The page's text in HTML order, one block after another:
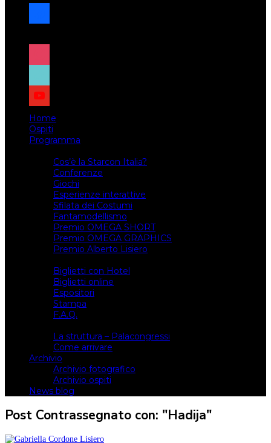
facebook
x
instagram
tiktok
youtube
Home
Ospiti
Programma
Cos’è la Starcon Italia?
Conferenze
Giochi
Esperienze interattive
Sfilata dei Costumi
Fantamodellismo
Premio OMEGA SHORT
Premio OMEGA GRAPHICS
Premio Alberto Lisiero
Biglietti con Hotel
Biglietti online
Espositori
Stampa
F.A.Q.
La struttura – Palacongressi
Come arrivare
Archivio
Archivio fotografico
Archivio ospiti
News blog
Post Contrassegnato con: "Hadija"